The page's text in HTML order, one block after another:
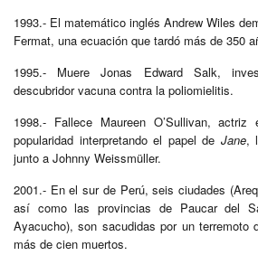
1993.- El matemático inglés Andrew Wiles
Fermat, una ecuación que tardó más de 350
1995.- Muere Jonas Edward Salk,
descubridor vacuna contra la poliomielitis.
1998.- Fallece Maureen O’Sullivan, actriz
popularidad interpretando el papel de Jane,
junto a Johnny Weissmüller.
2001.- En el sur de Perú, seis ciudades
así como las provincias de Paucar del
Ayacucho), son sacudidas por un terremoto
más de cien muertos.